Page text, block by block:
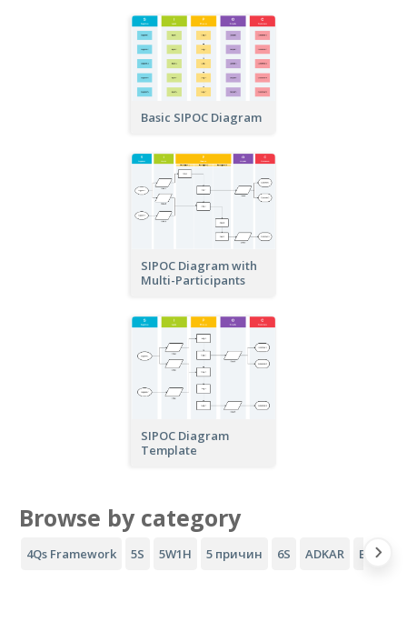
Basic SIPOC Diagram
SIPOC Diagram with
Multi-Participants
SIPOC Diagram
Template
Browse by category
4Qs Framework 5S 5W1H 5 причин 6S ADKAR